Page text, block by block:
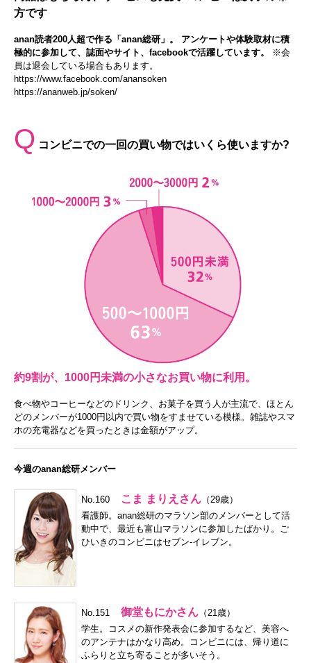
方です
anan読者200人超で作る「anan総研」。 アンケートや体験取材に積
極的に参加して、誌面やサイト、facebookで活躍しています。
※会
員は退会している場合もあります。
https://www.facebook.com/anansoken
https://ananweb.jp/soken/
Q コンビニでの一回の買い物ではいくら使いますか?
約9割が、1000円未満の小さなお買い物に利用。
食べ物やコーヒーなどのドリンク、お菓子を買う人が主流で、ほとん
どのメンバーが1000円以内で買い物をすませている模様。雑誌やスマ
ホの充電器などを買ったときは金額がアップ。
今週のanan総研メンバー
No.160 こま まりえさん （29歳）
看護師。anan総研のマラソン部のメンバーとして活
動中で、最近も富山マラソンに参加したばかり。ご
ひいきのコンビニはセブン-イレブン。
No.151 御堂もにかさん （21歳）
学生。コスメの新作発表会に参加するなど、美容へ
のアンテナはかなり高め。コンビニには、帰り道に
ふらりと立ち寄ることが多いそう。